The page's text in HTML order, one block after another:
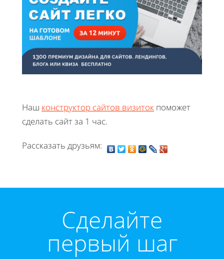
Наш конструктор сайтов визиток поможет
сделать сайт за 1 час.
Рассказать друзьям:
Cделайте
первый шаг